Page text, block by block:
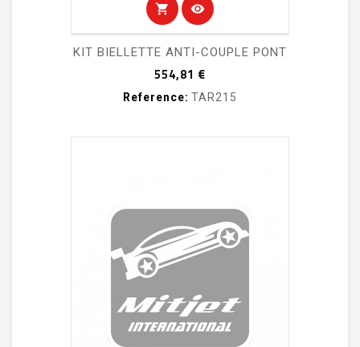
shopping_cart visibility
KIT BIELLETTE ANTI-COUPLE PONT
554,81 €
Reference: TAR215